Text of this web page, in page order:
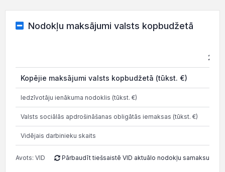
Nodokļu maksājumi valsts kopbudžetā
2025
Kopējie maksājumi valsts kopbudžetā (tūkst. €)
Iedzīvotāju ienākuma nodoklis (tūkst. €)
Valsts sociālās apdrošināšanas obligātās iemaksas (tūkst. €)
Vidējais darbinieku skaits
Avots: VID Pārbaudīt tiešsaistē VID aktuālo nodokļu samaksu